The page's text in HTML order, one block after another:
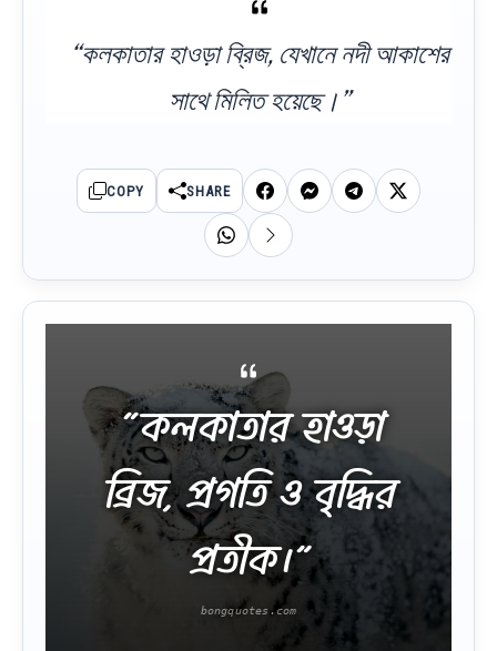
“কলকাতার হাওড়া ব্রিজ, যেখানে নদী আকাশের
সাথে মিলিত হয়েছে।”
COPY SHARE
“কলকাতার হাওড়া
ব্রিজ, প্রগতি ও বৃদ্ধির
প্রতীক।”